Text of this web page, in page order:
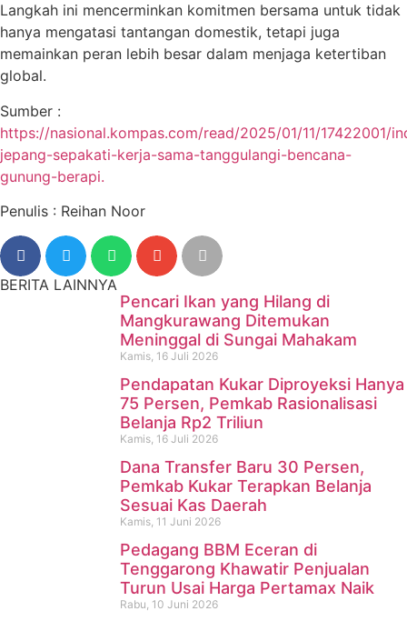
Langkah ini mencerminkan komitmen bersama untuk tidak
hanya mengatasi tantangan domestik, tetapi juga
memainkan peran lebih besar dalam menjaga ketertiban
global.
Sumber :
https://nasional.kompas.com/read/2025/01/11/17422001/
jepang-sepakati-kerja-sama-tanggulangi-bencana-
gunung-berapi.
Penulis : Reihan Noor
BERITA LAINNYA
Pencari Ikan yang Hilang di
Mangkurawang Ditemukan
Meninggal di Sungai Mahakam
Kamis, 16 Juli 2026
Pendapatan Kukar Diproyeksi Hanya
75 Persen, Pemkab Rasionalisasi
Belanja Rp2 Triliun
Kamis, 16 Juli 2026
Dana Transfer Baru 30 Persen,
Pemkab Kukar Terapkan Belanja
Sesuai Kas Daerah
Kamis, 11 Juni 2026
Pedagang BBM Eceran di
Tenggarong Khawatir Penjualan
Turun Usai Harga Pertamax Naik
Rabu, 10 Juni 2026
Pencari Ikan yang Hilang di
Mangkurawang Ditemukan
Meninggal di Sungai
Mahakam